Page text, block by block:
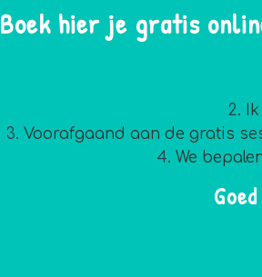
Boek hier je gratis
Voorafgaand aan de gratis
We